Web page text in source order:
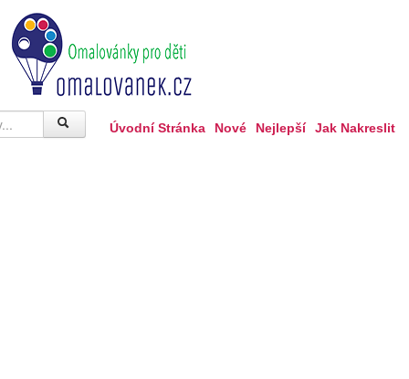
Úvodní Stránka Nové Nejlepší Jak Nakreslit